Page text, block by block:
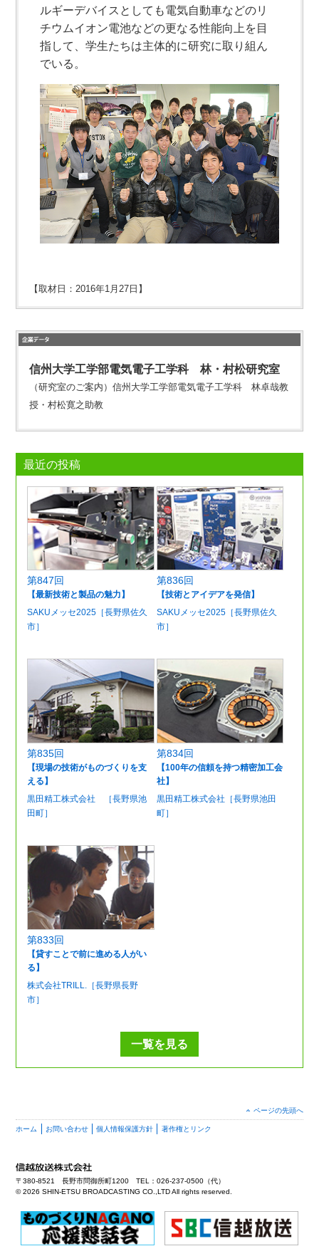
ルギーデバイスとしても電気自動車などのリ
チウムイオン電池などの更なる性能向上を目
指して、学生たちは主体的に研究に取り組ん
でいる。
【取材日：2016年1月27日】
信州大学工学部電気電子工学科 林・村松研究室
（研究室のご案内）信州大学工学部電気電子工学科 林卓哉教
授・村松寛之助教
最近の投稿
第847回
【最新技術と製品の魅力】
SAKUメッセ2025［長野県佐久
市］
第836回
【技術とアイデアを発信】
SAKUメッセ2025［長野県佐久
市］
第835回
【現場の技術がものづくりを支
える】
黒田精工株式会社 ［長野県池
田町］
第834回
【100年の信頼を持つ精密加工会
社】
黒田精工株式会社［長野県池田
町］
第833回
【貸すことで前に進める人がい
る】
株式会社TRILL.［長野県長野
市］
一覧を見る
ページの先頭へ
ホーム お問い合わせ 個人情報保護方針 著作権とリンク
〒380-8521 長野市問御所町1200 TEL：026-237-0500（代）
©2026 SHIN-ETSU BROADCASTING CO.,LTD All rights reserved.